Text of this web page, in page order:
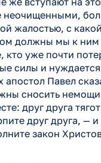
неочищенными,
жалостью, с
должны мы к ним
кто уже почти
силы и
апостол Павел
сносить
друг друга
друг друга, —
закон